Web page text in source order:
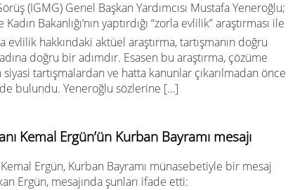
(IGMG) Genel Başkan Yardımcısı Mustafa Yeneroğlu;
Bakanlığı’nın yaptırdığı “zorla evlilik” araştırması ile
evlilik hakkındaki aktüel araştırma, tartışmanın doğru
doğru bir adımdır. Esasen bu araştırma, çözüme
siyasi tartışmalardan ve hatta kanunlar çıkarılmadan önce
bulundu. Yeneroğlu sözlerine […]
Kemal Ergün’ün Kurban Bayramı mesajı
Ergün, Kurban Bayramı münasebetiyle bir mesaj
Ergün, mesajında şunları ifade etti: